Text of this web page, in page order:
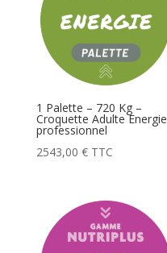
1 Palette – 720 Kg –
Croquette Adulte Energie
professionnel
2543,00 € TTC